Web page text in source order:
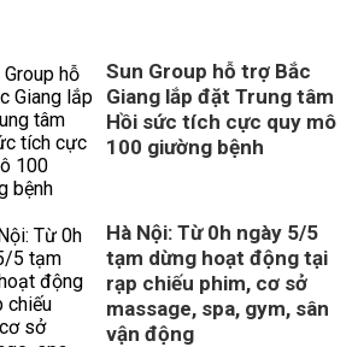
Sun Group hỗ trợ Bắc
Giang lắp đặt Trung tâm
Hồi sức tích cực quy mô
100 giường bệnh
Hà Nội: Từ 0h ngày 5/5
tạm dừng hoạt động tại
rạp chiếu phim, cơ sở
massage, spa, gym, sân
vận động